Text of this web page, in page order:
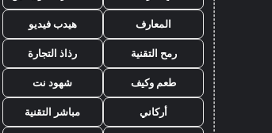
المعارف هيدب فيديو
رمح التقنية رذاذ التجارة
طعم وكيف شهود نت
أركاني مباشر التقنية